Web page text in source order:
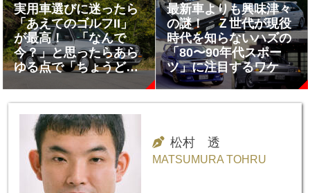
実用車選びに迷ったら
「あえてのゴルフII」
が最高！ 「なんで
今？」と思ったらあら
ゆる点で「ちょうどい
最新車よりも興味津々
の謎！ Ｚ世代が現役
時代を知らないハズの
「80〜90年代スポー
ツ」に注目するワケ
松村 透
MATSUMURA TOHRU